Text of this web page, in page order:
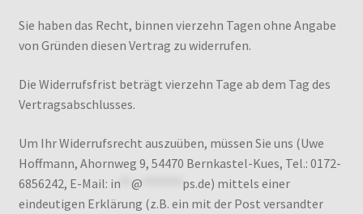
Sie haben das Recht, binnen vierzehn Tagen ohne Angabe
von Gründen diesen Vertrag zu widerrufen.
Die Widerrufsfrist beträgt vierzehn Tage ab dem Tag des
Vertragsabschlusses.
Um Ihr Widerrufsrecht auszuüben, müssen Sie uns (Uwe
Hoffmann, Ahornweg 9, 54470 Bernkastel-Kues, Tel.: 0172-
6856242, E-Mail: in** @ ps.de) mittels einer
eindeutigen Erklärung (z.B. ein mit der Post versandter